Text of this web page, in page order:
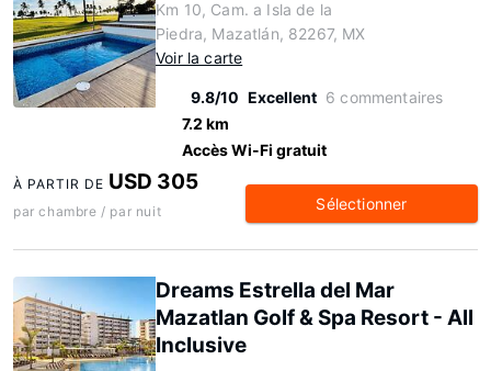
Km 10, Cam. a Isla de la
Piedra, Mazatlán, 82267, MX
Voir la carte
9.8/10 Excellent 6 commentaires
7.2 km
Accès Wi-Fi gratuit
À PARTIR DE USD 305
par chambre / par nuit Sélectionner
Dreams Estrella del Mar
Mazatlan Golf & Spa Resort - All
Inclusive